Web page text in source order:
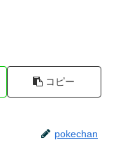
コピー
pokechan